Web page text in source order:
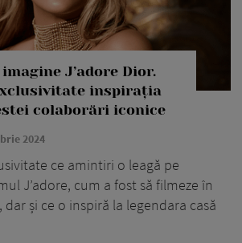
J’adore Dior.
inspirația
colaborări iconice
2024
ce amintiri o leagă pe
J’adore, cum a fost să filmeze în
dar și ce o inspiră la legendara casă